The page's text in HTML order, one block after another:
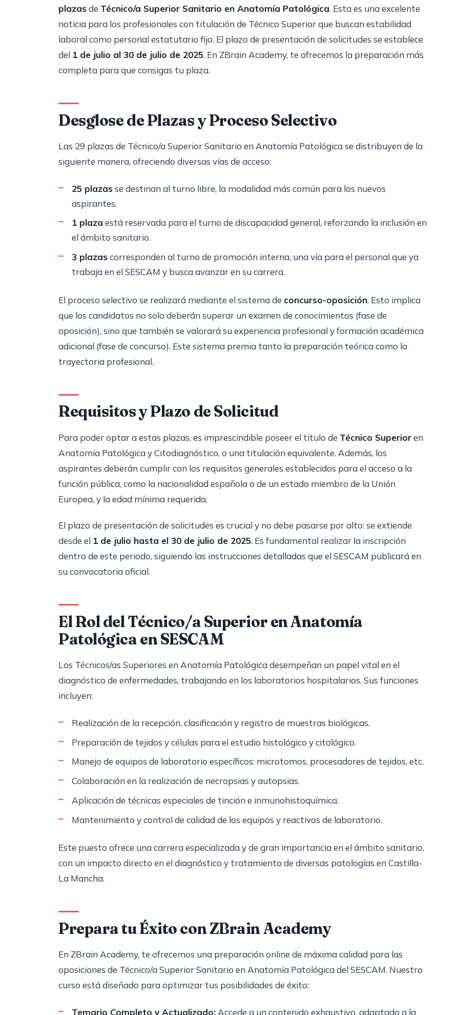
plazasde Técnico/a Superior Sanitario en Anatomía Patológica. Esta es una excelente
noticia para los profesionales con titulación de Técnico Superior que buscan estabilidad
laboral como personal estatutario fijo. El plazo de presentación de solicitudes se establece
del 1 de julio al 30 de julio de 2025. En ZBrain Academy, te ofrecemos la preparación más
completa para que consigas tu plaza.
Desglose de Plazas y Proceso Selectivo
Las 29 plazas de Técnico/a Superior Sanitario en Anatomía Patológica se distribuyen de la
siguiente manera, ofreciendo diversas vías de acceso:
25 plazasse destinan al turno libre, la modalidad más común para los nuevos
aspirantes.
1 plaza está reservada para el turno de discapacidad general, reforzando la inclusión en
el ámbito sanitario.
3 plazascorresponden al turno de promoción interna, una vía para el personal que ya
trabaja en el SESCAM y busca avanzar en su carrera.
El proceso selectivo se realizará mediante el sistema de concurso-oposición. Esto implica
que los candidatos no solo deberán superar un examen de conocimientos (fase de
oposición), sino que también se valorará su experiencia profesional y formación académica
adicional (fase de concurso). Este sistema premia tanto la preparación teórica como la
trayectoria profesional.
Requisitos y Plazo de Solicitud
Para poder optar a estas plazas, es imprescindible poseer el título de Técnico Superioren
Anatomía Patológica y Citodiagnóstico, o una titulación equivalente. Además, los
aspirantes deberán cumplir con los requisitos generales establecidos para el acceso a la
función pública, como la nacionalidad española o de un estado miembro de la Unión
Europea, y la edad mínima requerida.
El plazo de presentación de solicitudes es crucial y no debe pasarse por alto: se extiende
desde el 1 de julio hasta el 30 de julio de 2025. Es fundamental realizar la inscripción
dentro de este periodo, siguiendo las instrucciones detalladas que el SESCAM publicará en
su convocatoria oficial.
El Rol del Técnico/a Superior en Anatomía
Patológica en SESCAM
Los Técnicos/as Superiores en Anatomía Patológica desempeñan un papel vital en el
diagnóstico de enfermedades, trabajando en los laboratorios hospitalarios. Sus funciones
incluyen:
Realización de la recepción, clasificación y registro de muestras biológicas.
Preparación de tejidos y células para el estudio histológico y citológico.
Manejo de equipos de laboratorio específicos: microtomos, procesadores de tejidos, etc.
Colaboración en la realización de necropsias y autopsias.
Aplicación de técnicas especiales de tinción e inmunohistoquímica.
Mantenimiento y control de calidad de los equipos y reactivos de laboratorio.
Este puesto ofrece una carrera especializada y de gran importancia en el ámbito sanitario,
con un impacto directo en el diagnóstico y tratamiento de diversas patologías en Castilla-
La Mancha.
Prepara tu Éxito con ZBrain Academy
En ZBrain Academy, te ofrecemos una preparación online de máxima calidad para las
oposiciones de Técnico/a Superior Sanitario en Anatomía Patológica del SESCAM. Nuestro
curso está diseñado para optimizar tus posibilidades de éxito:
Temario Completo y Actualizado: Accede a un contenido exhaustivo, adaptado a la